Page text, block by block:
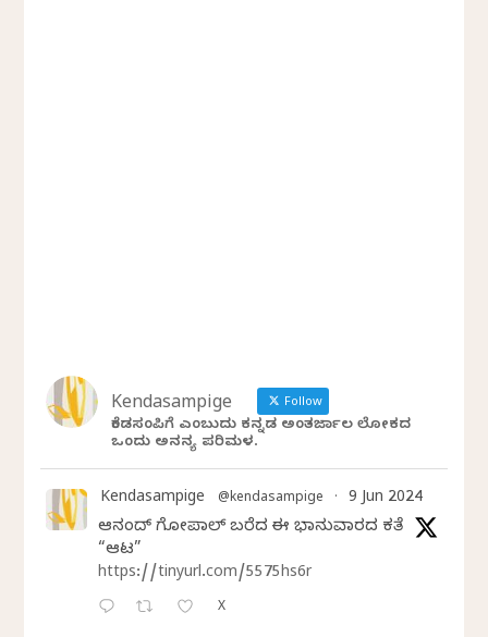
Kendasampige Follow
ಕೆಂಡಸಂಪಿಗೆ ಎಂಬುದು ಕನ್ನಡ ಅಂತರ್ಜಾಲ ಲೋಕದ
ಒಂದು ಅನನ್ಯ ಪರಿಮಳ.
Kendasampige @kendasampige · 9 Jun 2024
ಆನಂದ್‌ ಗೋಪಾಲ್‌ ಬರೆದ ಈ ಭಾನುವಾರದ ಕತೆ
“ಆಟ”
https://tinyurl.com/5575hs6r
X